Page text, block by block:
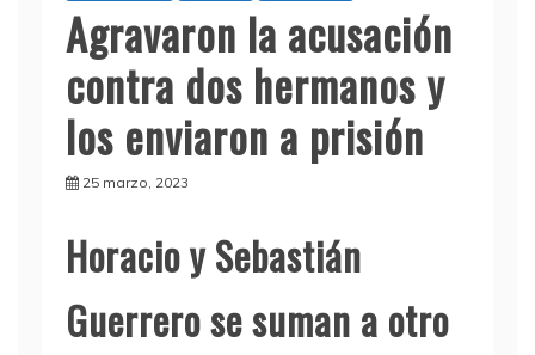
Agravaron la acusación
contra dos hermanos y
los enviaron a prisión
25 marzo, 2023
Horacio y Sebastián
Guerrero se suman a otro